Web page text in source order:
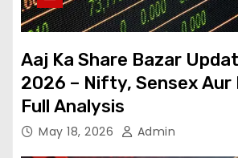
Aaj Ka Share Bazar
2026 – Nifty, Sensex Aur
Full Analysis
May 18, 2026 Admin